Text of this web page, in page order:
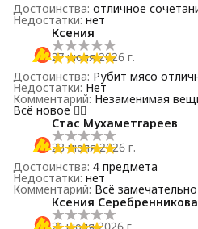
Достоинства: отличное
Недостатки: нет
Ксения
27 июля 2026 г.
Достоинства: Рубит мясо
Недостатки: Нет
Комментарий: Незаменимая
Всё новое 👍🏻
Стас Мухаметгареев
23 июля 2026 г.
Достоинства: 4 предмета
Недостатки: нет
Комментарий: Всë замечательно
Ксения Серебренникова